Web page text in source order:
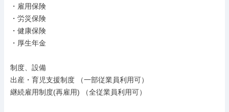
・雇用保険
・労災保険
・健康保険
・厚生年金
制度、設備
出産・育児支援制度 （一部従業員利用可）
継続雇用制度(再雇用) （全従業員利用可）